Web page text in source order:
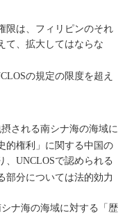
限は、フィリピンのそれ
て、拡大してはならな
の規定の限度を超え
される南シナ海の海域に
的権利」に関する中国の
UNCLOSで認められる
部分については法的効力
ナ海の海域に対する「歴